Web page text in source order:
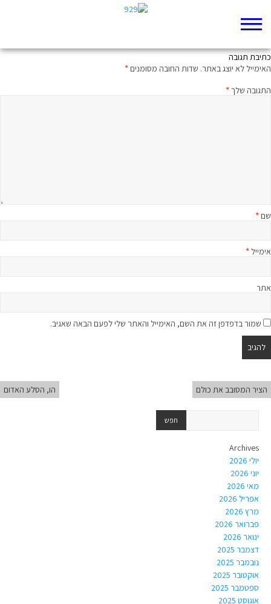
כתיבת תגובה
האימייל לא יוצג באתר. שדות החובה מסומנים*
התגובה שלך*
שם*
אימייל *
אתר
שמור בדפדפן זה את השם, האימייל והאתר שלי לפעם הבאה שאגיב.
הציר המסובב את כולם הו, הסלע האדום
Archives
יולי 2026
יוני 2026
מאי 2026
אפריל 2026
מרץ 2026
פברואר 2026
ינואר 2026
דצמבר 2025
נובמבר 2025
אוקטובר 2025
ספטמבר 2025
אוגוסט 2025